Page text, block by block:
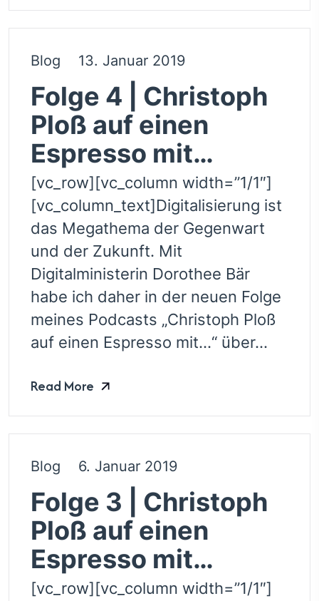
Blog 13. Januar 2019
Folge 4 | Christoph
Ploß auf einen
Espresso mit…
[vc_row][vc_column width=”1/1″]
[vc_column_text]Digitalisierung ist
das Megathema der Gegenwart
und der Zukunft. Mit
Digitalministerin Dorothee Bär
habe ich daher in der neuen Folge
meines Podcasts „Christoph Ploß
auf einen Espresso mit…“ über...
Read More
Blog 6. Januar 2019
Folge 3 | Christoph
Ploß auf einen
Espresso mit…
[vc_row][vc_column width=”1/1″]